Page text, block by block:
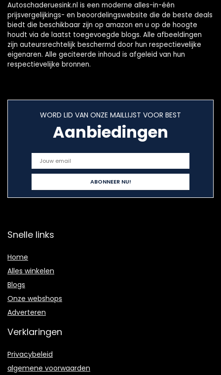
Autoschaderuesink.nl is een moderne alles-in-één
prijsvergelijkings- en beoordelingswebsite die de beste deals
biedt die beschikbaar zijn op amazon en u op de hoogte
houdt via de laatst toegevoegde blogs. Alle afbeeldingen
zijn auteursrechtelijk beschermd door hun respectievelijke
eigenaren. Alle geciteerde inhoud is afgeleid van hun
respectievelijke bronnen.
WORD LID VAN ONZE MAILLIJST VOOR BEST
Aanbiedingen
Snelle links
Home
Alles winkelen
Blogs
Onze webshops
Adverteren
Verklaringen
Privacybeleid
algemene voorwaarden